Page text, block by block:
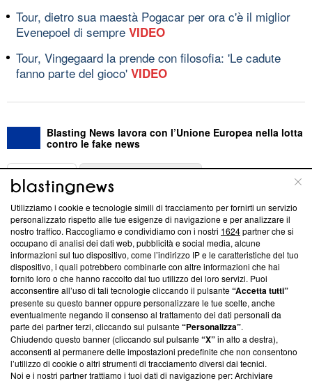
Tour, dietro sua maestà Pogacar per ora c'è il miglior
Evenepoel di sempre VIDEO
Tour, Vingegaard la prende con filosofia: 'Le cadute
fanno parte del gioco' VIDEO
Blasting News lavora con l’Unione Europea nella lotta
contro le fake news
ABOUT
Questa sezione offre informazioni trasparenti su Blasting
News, sui nostri processi editoriali e su come ci impegniamo a
creare news di qualità. Inoltre, afferma la nostra aderenza a
‘Trust Project - News with Integrity’Blasting News non è
ancora membro del programma, ma ha richiesto di farne
parte; Trust Project non ha ancora effettuato una verifica di
conformità agli standard.
Su di noi
Team editoriale
Utilizziamo i cookie e tecnologie simili di tracciamento per fornirti un servizio
personalizzato rispetto alle tue esigenze di navigazione e per analizzare il
nostro traffico. Raccogliamo e condividiamo con i nostri 1624partner che si
occupano di analisi dei dati web, pubblicità e social media, alcune
informazioni sul tuo dispositivo, come l’indirizzo IP e le caratteristiche del tuo
dispositivo, i quali potrebbero combinarle con altre informazioni che hai
fornito loro o che hanno raccolto dal tuo utilizzo dei loro servizi. Puoi
acconsentire all’uso di tali tecnologie cliccando il pulsante“Accetta tutti”
presente su questo banner oppure personalizzare le tue scelte, anche
eventualmente negando il consenso al trattamento dei dati personali da
parte dei partner terzi, cliccando sul pulsante“Personalizza”.
Chiudendo questo banner (cliccando sul pulsante“X”in alto a destra),
acconsenti al permanere delle impostazioni predefinite che non consentono
l’utilizzo di cookie o altri strumenti di tracciamento diversi dai tecnici.
Noi e i nostri partner trattiamo i tuoi dati di navigazione per: Archiviare